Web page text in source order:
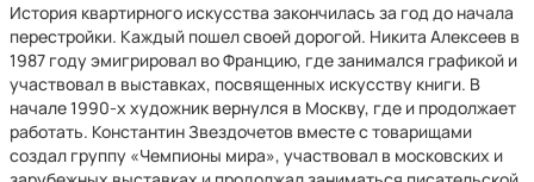
История квартирного искусства закончилась за год до начала
перестройки. Каждый пошел своей дорогой. Никита Алексеев в
1987 году эмигрировал во Францию, где занимался графикой и
участвовал в выставках, посвященных искусству книги. В
начале 1990-х художник вернулся в Москву, где и продолжает
работать. Константин Звездочетов вместе с товарищами
создал группу «Чемпионы мира», участвовал в московских и